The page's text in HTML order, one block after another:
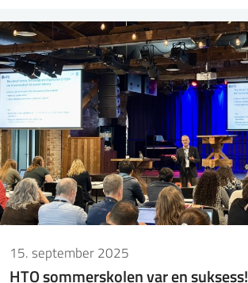
15. september 2025
HTO sommerskolen var en suksess!